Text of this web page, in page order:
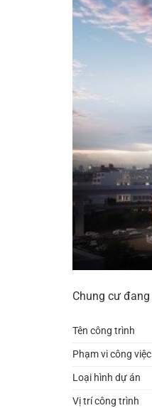
Chung cư
Tên công trình
Phạm vi công việc
Loại hình dự án
Vị trí công trình